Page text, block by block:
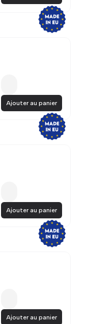
Ajouter au panier
Ajouter au panier
Ajouter au panier